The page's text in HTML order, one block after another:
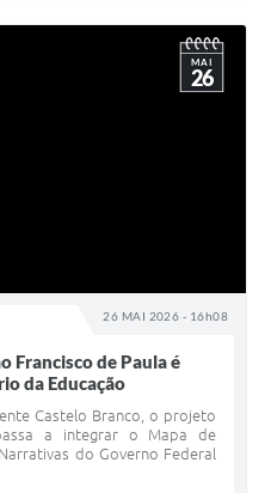
26 MAI 2026 - 16h08
MAI
26
Francisco de Paula é
da Educação
Castelo Branco, o projeto
a integrar o Mapa de
do Governo Federal